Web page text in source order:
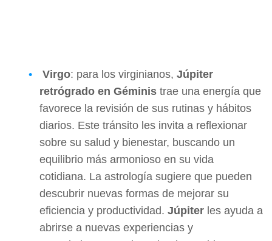
Virgo: para los virginianos, Júpiter
retrógrado en Géminis trae una energía que
favorece la revisión de sus rutinas y hábitos
diarios. Este tránsito les invita a reflexionar
sobre su salud y bienestar, buscando un
equilibrio más armonioso en su vida
cotidiana. La astrología sugiere que pueden
descubrir nuevas formas de mejorar su
eficiencia y productividad. Júpiter les ayuda a
abrirse a nuevas experiencias y